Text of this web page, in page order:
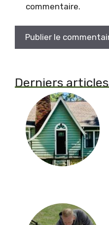
commentaire.
Derniers articles